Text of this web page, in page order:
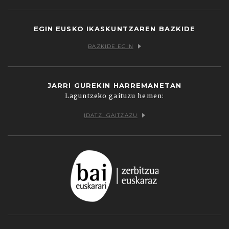
EGIN EUSKO IKASKUNTZAREN BAZKIDE
BAZKIDE EGIN
JARRI GUREKIN HARREMANETAN
Laguntzeko gaituzu hemen:
IDATZI GAITZAZU